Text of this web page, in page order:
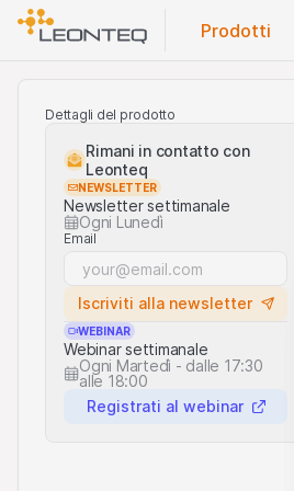
Prodotti
Dettagli del prodotto
Rimani in contatto con
Leonteq
NEWSLETTER
Newsletter settimanale
Ogni Lunedì
Email
Iscriviti alla newsletter
WEBINAR
Webinar settimanale
Ogni Martedì - dalle 17:30
alle 18:00
Registrati al webinar